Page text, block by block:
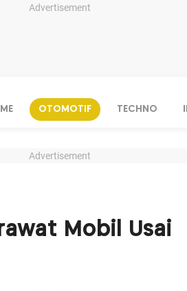
Advertisement
OTOMOTIF TECHNO
Advertisement
Mobil Usai